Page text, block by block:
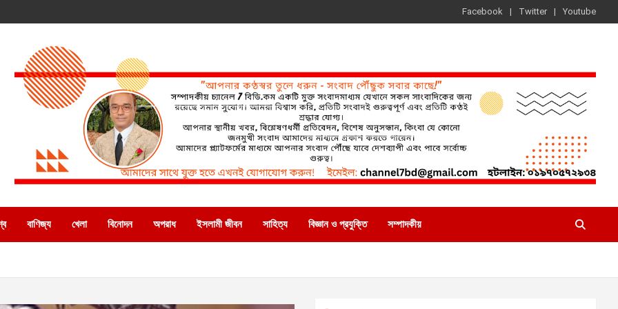
Facebook Twitter Youtube
বাণিজ্য খেলা বিনোদন অপরাধ ইসলামী জীবন সাহিত্য বিজ্ঞান ও প্রযুক্তি সম্পাদকীয়